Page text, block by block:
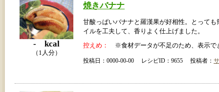
- kcal
（1人分）
焼きバナナ
甘酸っぱいバナナと羅漢果が好相性。とっても
イルを工夫して、香りよく仕上げました。
控えめ： ※食材データが不足のため、表示で
投稿日：0000-00-00 レシピID：9655 投稿者：